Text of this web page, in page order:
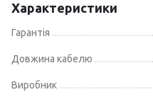
Характеристики
Гарантія
Довжина кабелю
Виробник